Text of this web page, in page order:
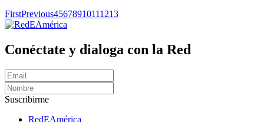
FirstPrevious45678910111213
Conéctate y dialoga con la Red
Suscribirme
RedEAmérica